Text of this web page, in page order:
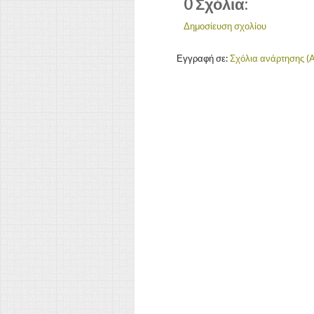
Δημοσίευση σχολίου
Εγγραφή σε:Σχόλια ανάρτησης